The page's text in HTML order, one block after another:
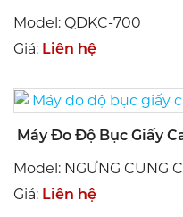
Model: QDKC-700
Giá: Liên hệ
Máy Đo Độ Bục Giấy
Model: NGƯNG CUNG
Giá: Liên hệ